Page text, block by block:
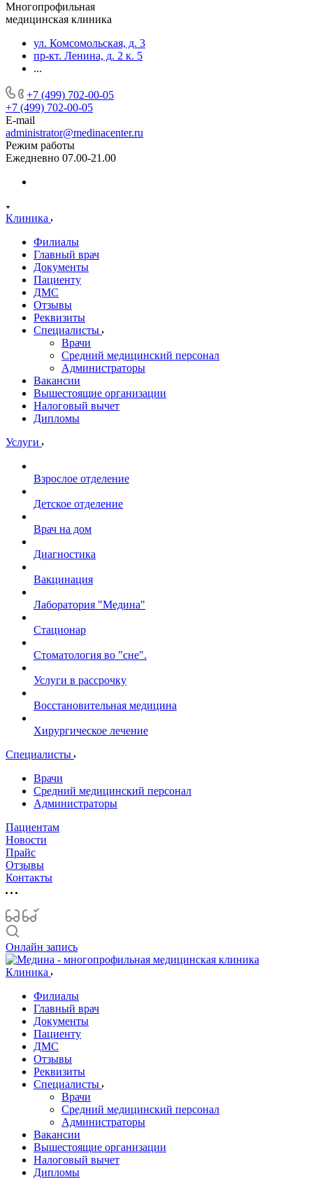
Многопрофильная
медицинская клиника
ул. Комсомольская, д. 3
пр-кт. Ленина, д. 2 к. 5
...
+7 (499) 702-00-05
+7 (499) 702-00-05
E-mail
administrator@medinacenter.ru
Режим работы
Ежедневно 07.00-21.00
Клиника
Филиалы
Главный врач
Документы
Пациенту
ДМС
Отзывы
Реквизиты
Специалисты
Врачи
Средний медицинский персонал
Администраторы
Вакансии
Вышестоящие организации
Налоговый вычет
Дипломы
Услуги
Взрослое отделение
Детское отделение
Врач на дом
Диагностика
Вакцинация
Лаборатория "Медина"
Стационар
Стоматология во "сне".
Услуги в рассрочку
Восстановительная медицина
Хирургическое лечение
Специалисты
Врачи
Средний медицинский персонал
Администраторы
Пациентам
Новости
Прайс
Отзывы
Контакты
Онлайн запись
Клиника
Филиалы
Главный врач
Документы
Пациенту
ДМС
Отзывы
Реквизиты
Специалисты
Врачи
Средний медицинский персонал
Администраторы
Вакансии
Вышестоящие организации
Налоговый вычет
Дипломы